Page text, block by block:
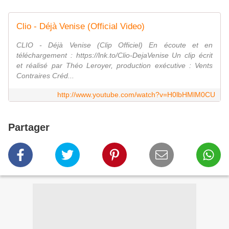
Clio - Déjà Venise (Official Video)
CLIO - Déjà Venise (Clip Officiel) En écoute et en
téléchargement : https://lnk.to/Clio-DejaVenise Un clip écrit
et réalisé par Théo Leroyer, production exécutive : Vents
Contraires Créd...
http://www.youtube.com/watch?v=H0lbHMlM0CU
Partager